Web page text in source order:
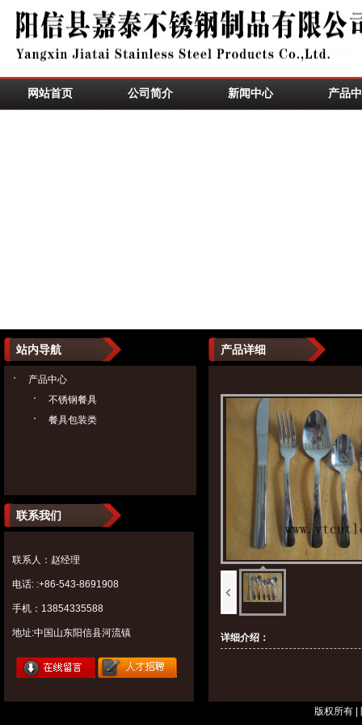
网站首页 公司简介 新闻中心 产品
产品详细
详细介绍：
站内导航
产品中心
不锈钢餐具
餐具包装类
联系我们
联系人：赵经理
电话: :+86-543-8691908
手机：13854335588
地址:中国山东阳信县河流镇
版权所有 |